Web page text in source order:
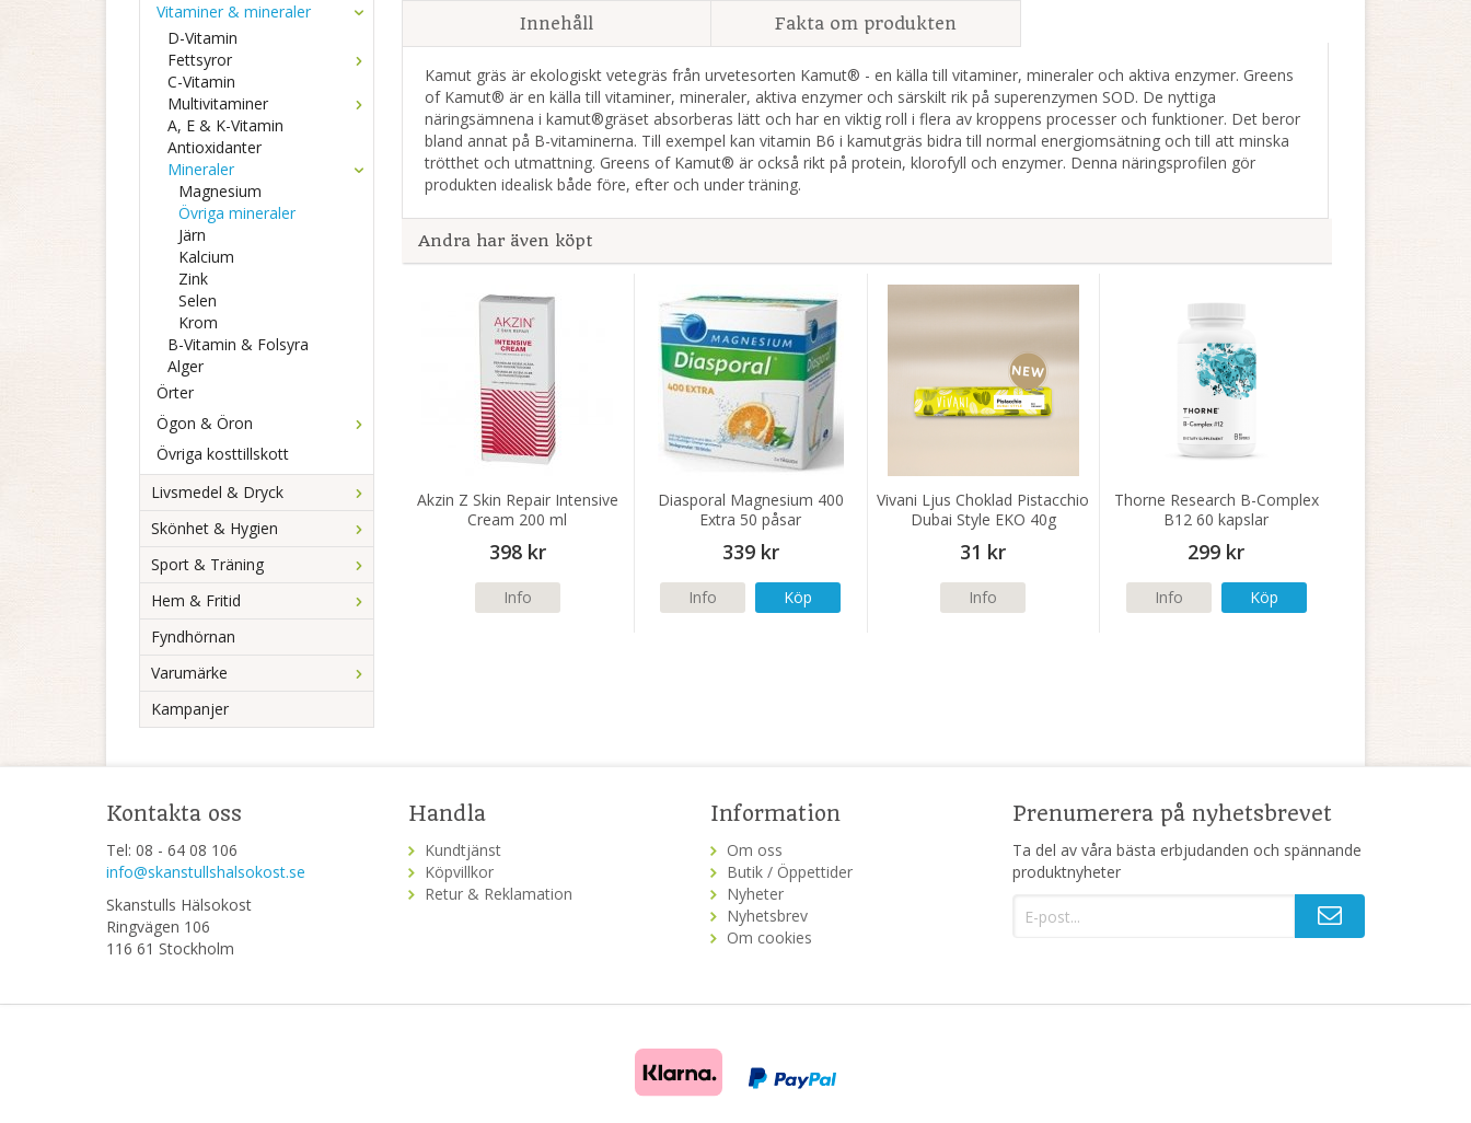
Vitaminer & mineraler
D-Vitamin
Fettsyror
C-Vitamin
Multivitaminer
A, E & K-Vitamin
Antioxidanter
Mineraler
Magnesium
Övriga mineraler
Järn
Kalcium
Zink
Selen
Krom
B-Vitamin & Folsyra
Alger
Örter
Ögon & Öron
Övriga kosttillskott
Livsmedel & Dryck
Skönhet & Hygien
Sport & Träning
Hem & Fritid
Fyndhörnan
Varumärke
Kampanjer
Innehåll Fakta om produkten
Kamut gräs är ekologiskt vetegräs från urvetesorten Kamut® - en källa till vitaminer, mineraler och aktiva enzymer. Greens
of Kamut® är en källa till vitaminer, mineraler, aktiva enzymer och särskilt rik på superenzymen SOD. De nyttiga
näringsämnena i kamut®gräset absorberas lätt och har en viktig roll i flera av kroppens processer och funktioner. Det beror
bland annat på B-vitaminerna. Till exempel kan vitamin B6 i kamutgräs bidra till normal energiomsätning och till att minska
trötthet och utmattning. Greens of Kamut® är också rikt på protein, klorofyll och enzymer. Denna näringsprofilen gör
produkten idealisk både före, efter och under träning.
Andra har även köpt
Akzin Z Skin Repair Intensive
Cream 200 ml
398 kr
Info
Diasporal Magnesium 400
Extra 50 påsar
339 kr
Info Köp
Vivani Ljus Choklad Pistacchio
Dubai Style EKO 40g
31 kr
Info
Thorne Research B-Complex
B12 60 kapslar
299 kr
Info Köp
Kontakta oss
Tel: 08 - 64 08 106
info@skanstullshalsokost.se
Skanstulls Hälsokost
Ringvägen 106
116 61 Stockholm
Handla
Kundtjänst
Köpvillkor
Retur & Reklamation
Information
Om oss
Butik / Öppettider
Nyheter
Nyhetsbrev
Om cookies
Prenumerera på nyhetsbrevet
Ta del av våra bästa erbjudanden och spännande
produktnyheter